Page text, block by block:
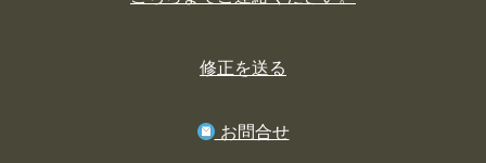
修正を送る
お問合せ